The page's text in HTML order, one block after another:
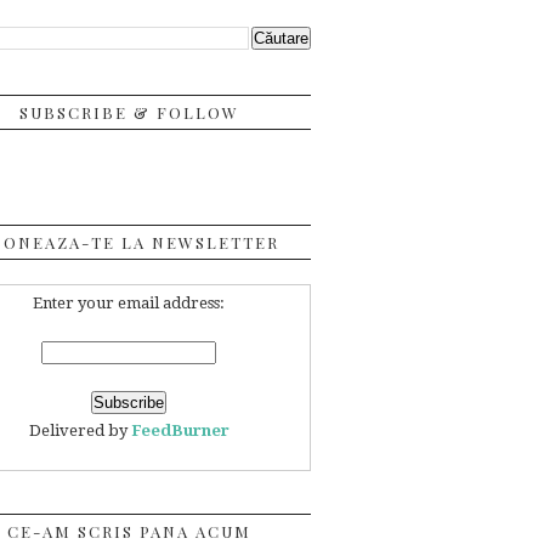
SUBSCRIBE & FOLLOW
TE LA NEWSLETTER
Enter your email address:
Delivered byFeedBurner
CE-AM SCRIS PANA ACUM